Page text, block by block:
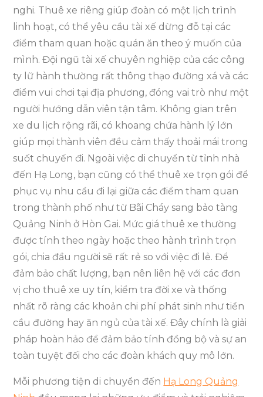
nghi. Thuê xe riêng giúp đoàn có một lịch trình
linh hoạt, có thể yêu cầu tài xế dừng đỗ tại các
điểm tham quan hoặc quán ăn theo ý muốn của
mình. Đội ngũ tài xế chuyên nghiệp của các công
ty lữ hành thường rất thông thạo đường xá và các
điểm vui chơi tại địa phương, đóng vai trò như một
người hướng dẫn viên tận tâm. Không gian trên
xe du lịch rộng rãi, có khoang chứa hành lý lớn
giúp mọi thành viên đều cảm thấy thoải mái trong
suốt chuyến đi. Ngoài việc di chuyển từ tỉnh nhà
đến Hạ Long, bạn cũng có thể thuê xe trọn gói để
phục vụ nhu cầu đi lại giữa các điểm tham quan
trong thành phố như từ Bãi Cháy sang bảo tàng
Quảng Ninh ở Hòn Gai. Mức giá thuê xe thường
được tính theo ngày hoặc theo hành trình trọn
gói, chia đầu người sẽ rất rẻ so với việc đi lẻ. Để
đảm bảo chất lượng, bạn nên liên hệ với các đơn
vị cho thuê xe uy tín, kiểm tra đời xe và thống
nhất rõ ràng các khoản chi phí phát sinh như tiền
cầu đường hay ăn ngủ của tài xế. Đây chính là giải
pháp hoàn hảo để đảm bảo tính đồng bộ và sự an
toàn tuyệt đối cho các đoàn khách quy mô lớn.
Mỗi phương tiện di chuyển đến Hạ Long Quảng